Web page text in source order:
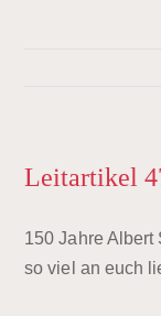
Leitartikel
150 Jahre Albert
so viel an euch